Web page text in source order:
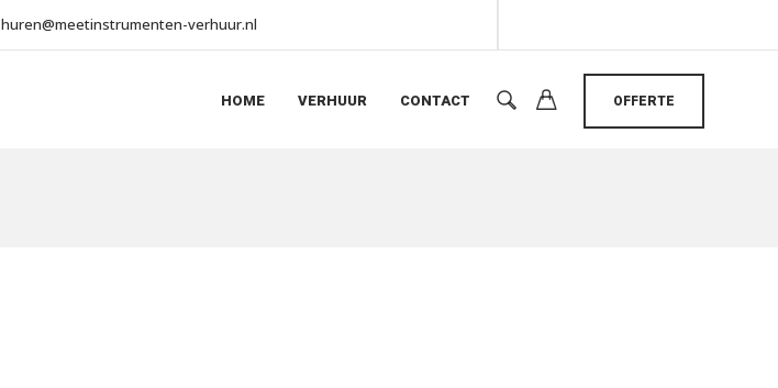
huren@meetinstrumenten-verhuur.nl
HOME VERHUUR CONTACT OFFERTE